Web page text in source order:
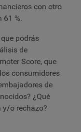
con otro
61 %.
podrás
de
Score, que
consumidores
de
¿Qué
y/o rechazo?